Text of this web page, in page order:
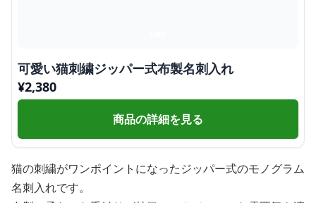
可愛い猫刺繍ジッパー式布製名刺入れ
¥2,380
商品の詳細を見る
猫の刺繍がワンポイントになったジッパー式のモノグラム
名刺入れです。